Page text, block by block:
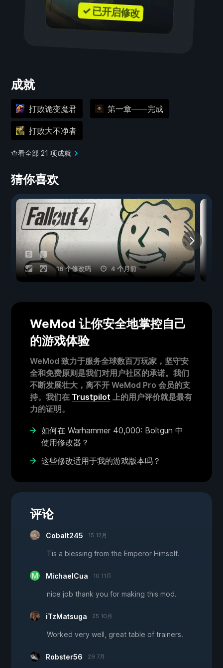
✓ 已开启修改
成就
打败诡变魔君 第一章——完成
打败大不净者
查看全部 21 项成就
猜你喜欢
16 个修改码 4 个月前
WeMod 让你安全地掌控自己
的游戏体验
WeMod 致力于服务全球数百万玩家，坚守安
全和免费原则是我们对用户社区的承诺。我们
不断发展壮大，离不开 WeMod Pro 会员的支
持。我们在 Trustpilot 上的用户评价就是最有
力的证明。
如何在 Warhammer 40,000: Boltgun 中
使用修改器？
这些修改适用于我的游戏版本吗？
评论
Cobalt245 15 12月
Tis a blessing from the Emperor Himself.
MichaelCua 10 11月
nice job thank you for making this mod.
iTzMatsuga 25 10月
Worked very well, great table of trainers.
Robster56 29 7月